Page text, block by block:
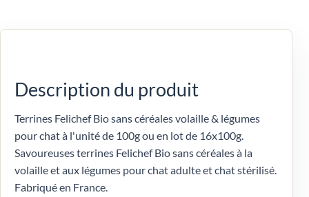
Description du produit
Terrines Felichef Bio sans céréales volaille & légumes
pour chat à l'unité de 100g ou en lot de 16x100g.
Savoureuses terrines Felichef Bio sans céréales à la
volaille et aux légumes pour chat adulte et chat stérilisé.
Fabriqué en France.